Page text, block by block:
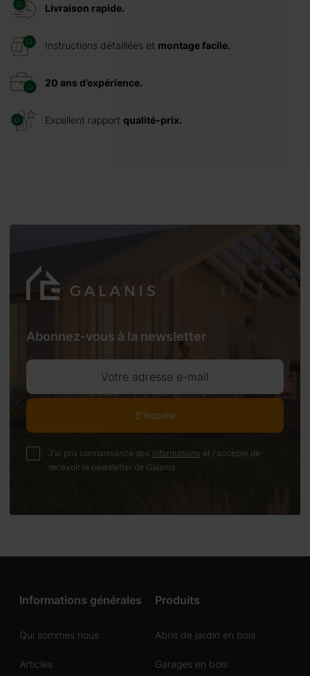
Livraison rapide.
Instructions détaillées et montage facile.
20 ans d’expérience.
Excellent rapport qualité-prix.
Abonnez-vous à la newsletter
Votre adresse e-mail
S'inscrire
J'ai pris connaissance des informations et j'accepte de
recevoir la newsletter de Galanis
Informations générales
Qui sommes nous
Articles
Produits
Abris de jardin en bois
Garages en bois